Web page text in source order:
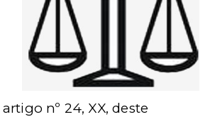
artigo nº 24, XX, deste